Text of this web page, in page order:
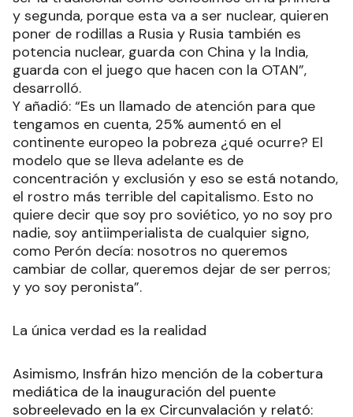
y segunda, porque esta va a ser nuclear, quieren
poner de rodillas a Rusia y Rusia también es
potencia nuclear, guarda con China y la India,
guarda con el juego que hacen con la OTAN”,
desarrolló.
Y añadió: “Es un llamado de atención para que
tengamos en cuenta, 25% aumentó en el
continente europeo la pobreza ¿qué ocurre? El
modelo que se lleva adelante es de
concentración y exclusión y eso se está notando,
el rostro más terrible del capitalismo. Esto no
quiere decir que soy pro soviético, yo no soy pro
nadie, soy antiimperialista de cualquier signo,
como Perón decía: nosotros no queremos
cambiar de collar, queremos dejar de ser perros;
y yo soy peronista”.
La única verdad es la realidad
Asimismo, Insfrán hizo mención de la cobertura
mediática de la inauguración del puente
sobreelevado en la ex Circunvalación y relató: